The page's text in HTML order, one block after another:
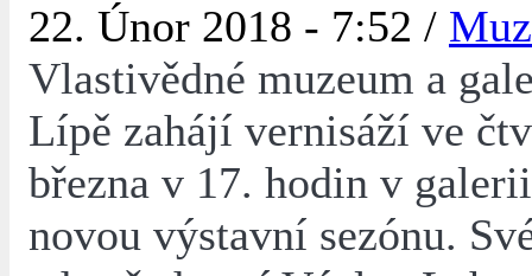
22. Únor 2018 - 7:52 /
Vlastivědné muzeum a
Lípě zahájí vernisáží ve
března v 17. hodin v
novou výstavní sezónu.